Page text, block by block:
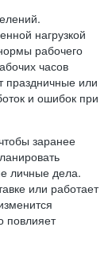
нагрузкой
рабочего
часов
праздничные или
и ошибок при
заранее
личные дела.
или работает
повлияет